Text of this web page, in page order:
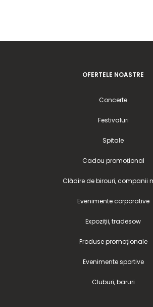
OFERTELE NOASTRE
Concerte
Festivaluri
Spitale
Cadou promoțional
Clădire de birouri, companii
Evenimente corporative
Expoziții, tradesow
Produse promoționale
Evenimente sportive
Cluburi, baruri